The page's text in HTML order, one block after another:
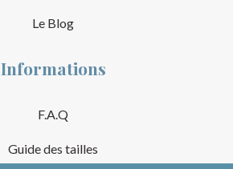
Le Blog
Informations
F.A.Q
Guide des tailles